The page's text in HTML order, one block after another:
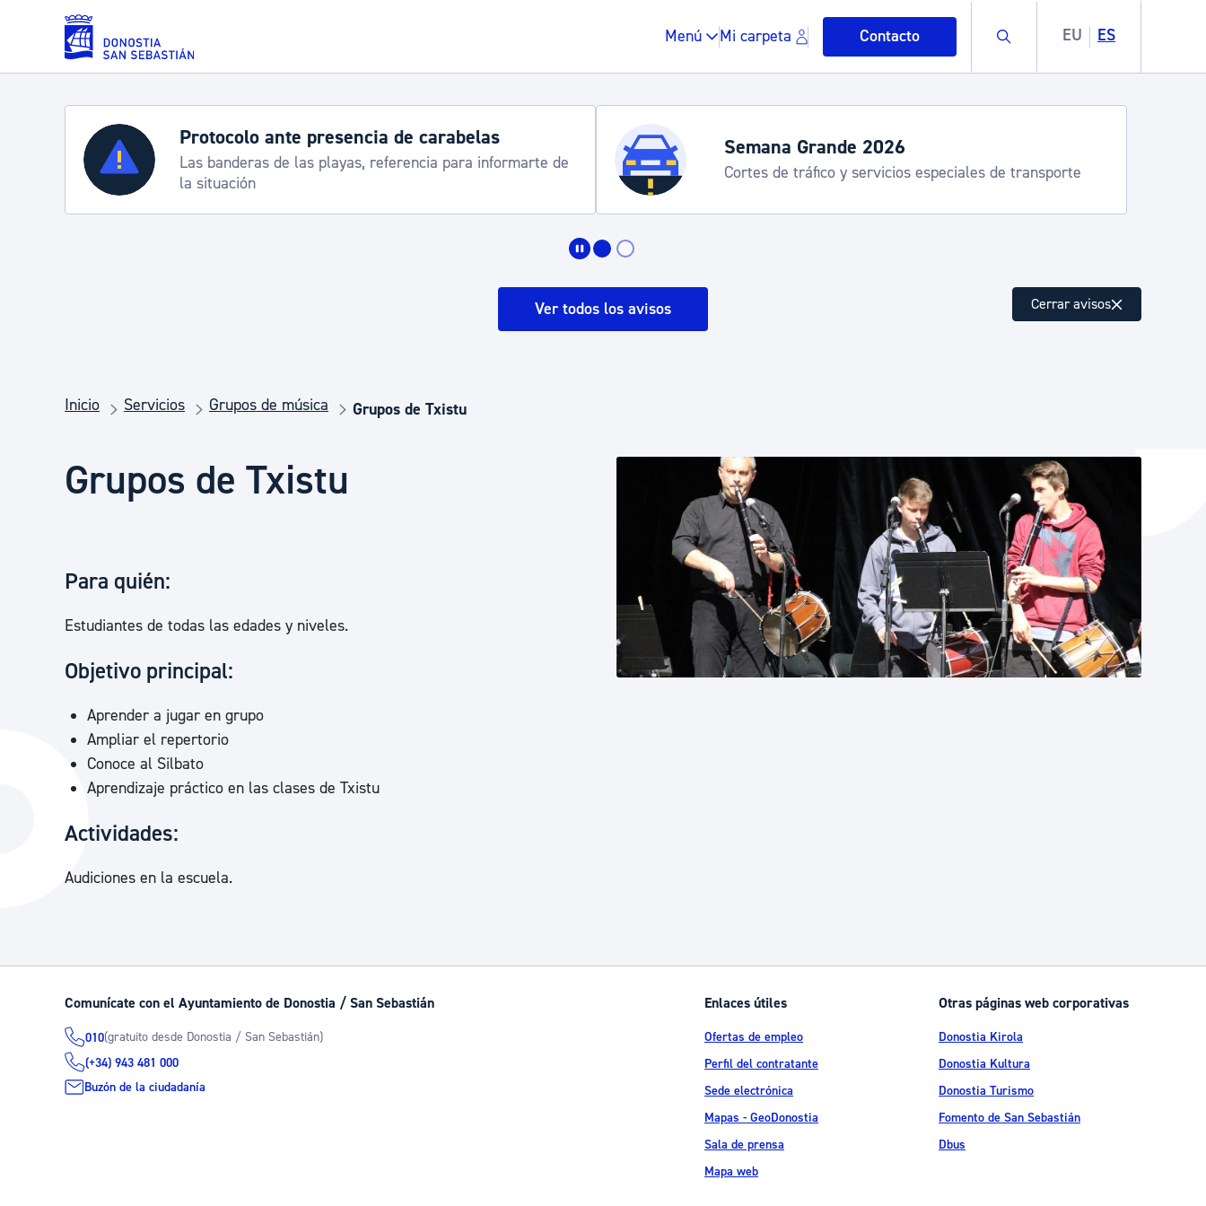
Saltar al contenido principal
Menú Mi carpeta Contacto Buscar EU ES
Servicios
Padrón y asuntos personales
Espacio público, residuos y medioambiente
Seguridad ciudadana y emergencias
Salud Pública, animales y consumo Desarrollo económico y empleo
Igualdad, Derechos Humanos y convivencia
Cultura
Deporte Turismo
La ciudad
Protocolo ante presencia de carabelas
Las banderas de las playas, referencia para informarte de
la situación
Semana Grande 2026
Cortes de tráfico y servicios especiales de transporte
Ver todos los avisos Cerrar avisos
Inicio Servicios Grupos de música Grupos de Txistu
Grupos de Txistu
Para quién:
Estudiantes de todas las edades y niveles.
Objetivo principal:
Aprender a jugar en grupo
Ampliar el repertorio
Conoce al Silbato
Aprendizaje práctico en las clases de Txistu
Actividades:
Audiciones en la escuela.
Comunícate con el Ayuntamiento de Donostia / San Sebastián
010(gratuito desde Donostia / San Sebastián)
(+34) 943 481 000
Buzón de la ciudadanía
Enlaces útiles
Ofertas de empleo
Perfil del contratante
Sede electrónica
Mapas - GeoDonostia
Sala de prensa
Mapa web
Otras páginas web corporativas
Donostia Kirola
Donostia Kultura
Donostia Turismo
Fomento de San Sebastián
Dbus